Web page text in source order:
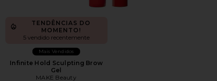
TENDÊNCIAS DO
MOMENTO!
5 vendido recentemente
Mais Vendidos
Infinite Hold Sculpting Brow
Gel
MAKE Beauty